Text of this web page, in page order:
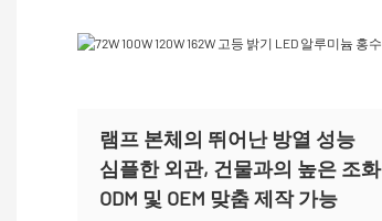
램프 본체의 뛰어난 방열 성능
심플한 외관, 건물과의 높은 조화
ODM 및 OEM 맞춤 제작 가능